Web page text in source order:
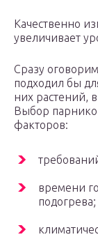
Качественно
увеличивает
Сразу
подходил бы
них растений,
Выбор
факторов:
времени
подогрева;